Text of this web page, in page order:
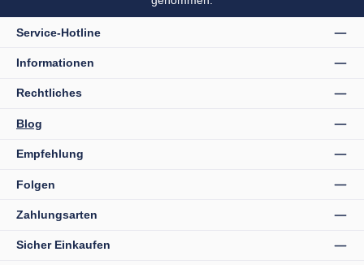
Service-Hotline
Informationen
Rechtliches
Blog
Empfehlung
Folgen
Zahlungsarten
Sicher Einkaufen